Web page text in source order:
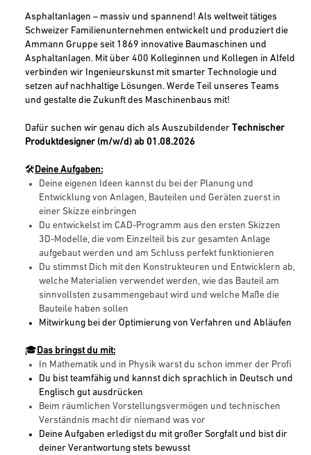
Asphaltanlagen – massiv und spannend! Als weltweit tätiges
Schweizer Familienunternehmen entwickelt und produziert die
Ammann Gruppe seit 1869 innovative Baumaschinen und
Asphaltanlagen. Mit über 400 Kolleginnen und Kollegen in Alfeld
verbinden wir Ingenieurskunst mit smarter Technologie und
setzen auf nachhaltige Lösungen. Werde Teil unseres Teams
und gestalte die Zukunft des Maschinenbaus mit!
Dafür suchen wir genau dich als Auszubildender Technischer
Produktdesigner (m/w/d) ab 01.08.2026
🛠️Deine Aufgaben:
Deine eigenen Ideen kannst du bei der Planung und
Entwicklung von Anlagen, Bauteilen und Geräten zuerst in
einer Skizze einbringen
Du entwickelst im CAD-Programm aus den ersten Skizzen
3D-Modelle, die vom Einzelteil bis zur gesamten Anlage
aufgebaut werden und am Schluss perfekt funktionieren
Du stimmst Dich mit den Konstrukteuren und Entwicklern ab,
welche Materialien verwendet werden, wie das Bauteil am
sinnvollsten zusammengebaut wird und welche Maße die
Bauteile haben sollen
Mitwirkung bei der Optimierung von Verfahren und Abläufen
🎓Das bringst du mit:
In Mathematik und in Physik warst du schon immer der Profi
Du bist teamfähig und kannst dich sprachlich in Deutsch und
Englisch gut ausdrücken
Beim räumlichen Vorstellungsvermögen und technischen
Verständnis macht dir niemand was vor
Deine Aufgaben erledigst du mit großer Sorgfalt und bist dir
deiner Verantwortung stets bewusst